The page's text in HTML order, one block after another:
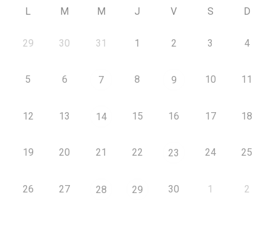
L M M J V S D
29 30 31 1 2 3 4
5 6 7 8 9 10 11
12 13 14 15 16 17 18
19 20 21 22 23 24 25
26 27 28 29 30 1 2